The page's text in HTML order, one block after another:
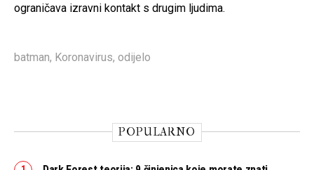
ograničava izravni kontakt s drugim ljudima.
batman, Koronavirus, odijelo
POPULARNO